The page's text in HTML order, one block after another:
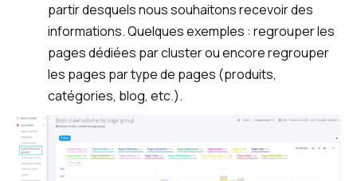
partir desquels nous souhaitons recevoir des
informations. Quelques exemples : regrouper les
pages dédiées par cluster ou encore regrouper
les pages par type de pages (produits,
catégories, blog, etc.).